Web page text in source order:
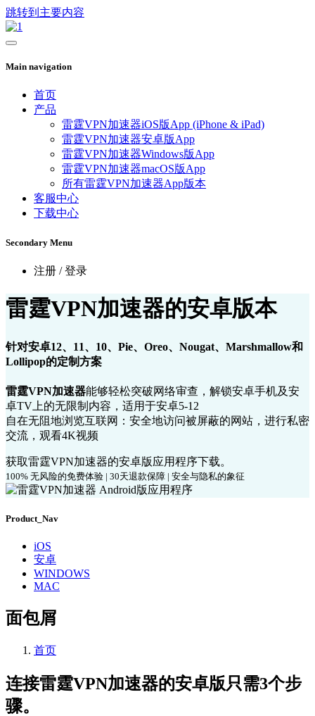
跳转到主要内容
Main navigation
首页
产品
雷霆VPN加速器iOS版App (iPhone & iPad)
雷霆VPN加速器安卓版App
雷霆VPN加速器Windows版App
雷霆VPN加速器macOS版App
所有雷霆VPN加速器App版本
客服中心
下载中心
Secondary Menu
注册 / 登录
雷霆VPN加速器的安卓版本
针对安卓12、11、10、Pie、Oreo、Nougat、Marshmallow和
Lollipop的定制方案
雷霆VPN加速器能够轻松突破网络审查，解锁安卓手机及安
卓TV上的无限制内容，适用于安卓5-12
自在无阻地浏览互联网：安全地访问被屏蔽的网站，进行私密
交流，观看4K视频
获取雷霆VPN加速器的安卓版应用程序下载。
100% 无风险的免费体验 | 30天退款保障 | 安全与隐私的象征
Product_Nav
iOS
安卓
WINDOWS
MAC
面包屑
首页
连接雷霆VPN加速器的安卓版只需3个步
骤。